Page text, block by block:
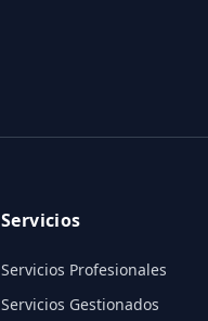
Servicios
Servicios Profesionales
Servicios Gestionados